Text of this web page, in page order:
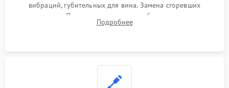
вибраций, губительных для вина. Замена сгоревших
элементов Пельтье, вентиляторов обдува, угольных
фильтров или поврежденных уплотнителей дверцы.
Подробнее